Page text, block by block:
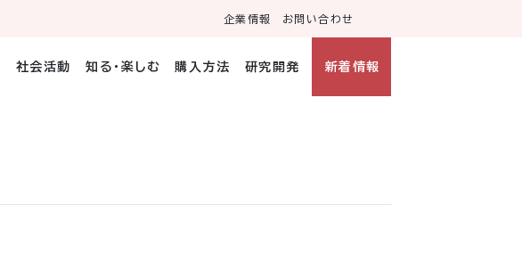
企業情報 お問い合わせ
社会活動 知る・楽しむ 購入方法 研究開発 新着情報